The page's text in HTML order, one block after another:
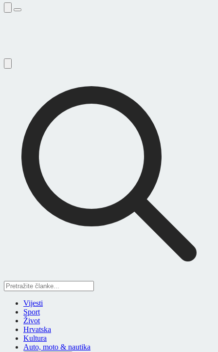
Vijesti
Sport
Život
Hrvatska
Kultura
Auto, moto & nautika